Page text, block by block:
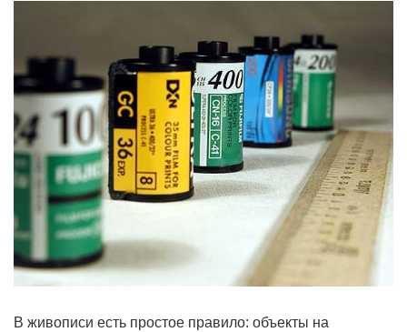
В живописи есть простое правило: объекты на